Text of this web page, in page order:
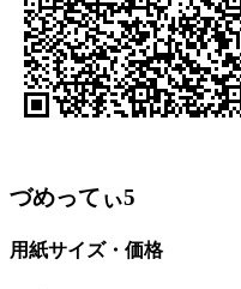
づめってぃ5
用紙サイズ・価格